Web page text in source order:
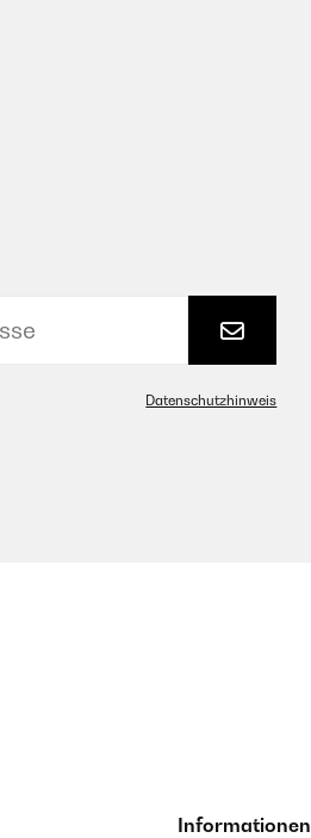
Datenschutzhinweis
Informationen